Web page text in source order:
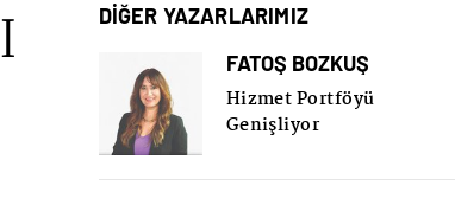
DİĞER YAZARLARIMIZ
FATOŞ BOZKUŞ
Hizmet Portföyü
Genişliyor